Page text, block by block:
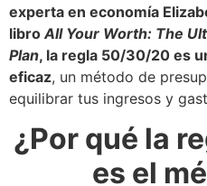
experta en economía
libroAll Your Worth: The
Plan, la regla 50/30/20 es
eficaz, un método de
equilibrar tus ingresos y
¿Por qué la
es el